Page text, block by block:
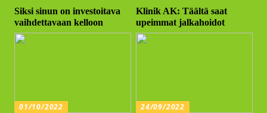
Siksi sinun on investoitava
vaihdettavaan kelloon
Klinik AK: Täältä saat
upeimmat jalkahoidot
01/10/2022 24/09/2022